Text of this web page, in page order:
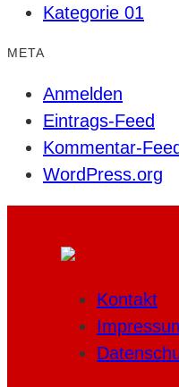
Kategorie 01
META
Anmelden
Eintrags-Feed
Kommentar-Feed
WordPress.org
Kontakt